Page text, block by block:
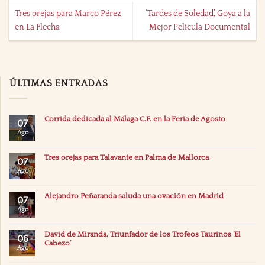
Tres orejas para Marco Pérez
en La Flecha
‘Tardes de Soledad’, Goya a la
Mejor Película Documental
ÚLTIMAS ENTRADAS
07
Ago
Corrida dedicada al Málaga C.F. en la Feria de Agosto
07
Ago
Tres orejas para Talavante en Palma de Mallorca
07
Ago
Alejandro Peñaranda saluda una ovación en Madrid
06
Ago
David de Miranda, Triunfador de los Trofeos Taurinos ‘El
Cabezo’